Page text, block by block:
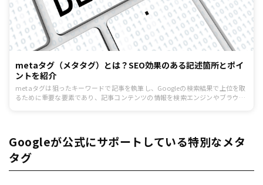
metaタグ（メタタグ）とは？SEO効果のある記述箇所とポイ
ントを紹介
metaタグは狙ったキーワードで記事を執筆し、Googleの検索結果で上位を取
るために重要な要素であり、記事コンテンツの情報を検索エンジンやブラウザ
Googleが公式にサポートしている特別なメタ
タグ